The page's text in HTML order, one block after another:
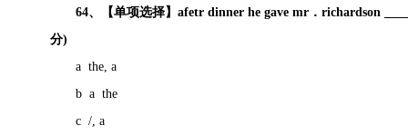
64、【单项选择】afetr dinner he gave mr．richardson
分)
a the, a
b a the
c /, a